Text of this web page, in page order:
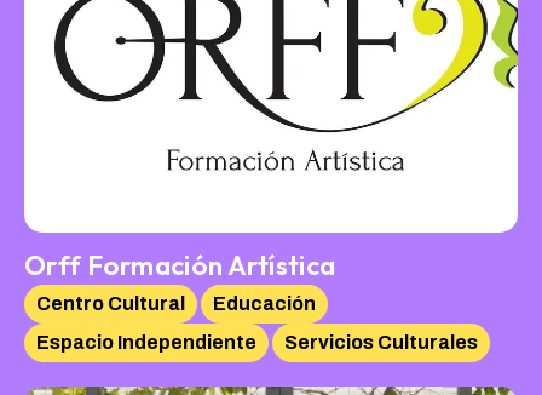
Orff Formación Artística
Centro Cultural
Educación
Espacio Independiente
Servicios Culturales